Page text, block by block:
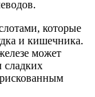
которые
и кишечника.
может
сладких